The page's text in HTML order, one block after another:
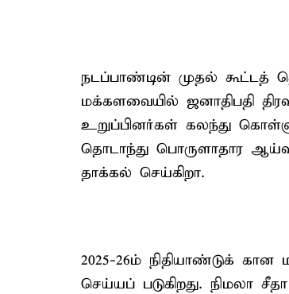
நடப்பாண்டின் முதல் கூட்டத்
மக்களவையில் ஜனாதிபதி
உறுப்பினர்கள் கலந்து
தொடாந்து பொருளாதார
தாக்கல் செய்கிறா.
2025-26ம் நிதியாண்டுக்
செய்யப் படுகிறது. நிமலா